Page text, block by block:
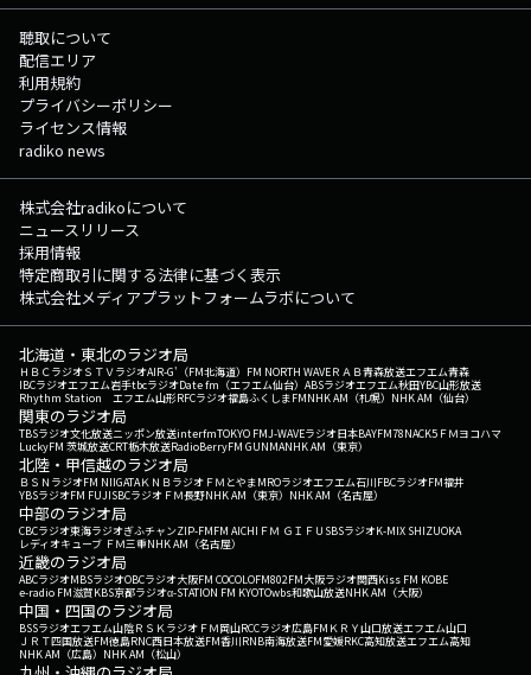
聴取について
配信エリア
利用規約
プライバシーポリシー
ライセンス情報
radiko news
株式会社radikoについて
ニュースリリース
採用情報
特定商取引に関する法律に基づく表示
株式会社メディアプラットフォームラボについて
北海道・東北のラジオ局
ＨＢＣラジオＳＴＶラジオAIR-G'（FM北海道） FM NORTH WAVEＲＡＢ青森放送エフエム青森
IBCラジオエフエム岩手tbcラジオDate fm（エフエム仙台） ABSラジオエフエム秋田YBC山形放送
Rhythm Station エフエム山形RFCラジオ福島ふくしまFMNHK AM（札幌） NHK AM（仙台）
関東のラジオ局
TBSラジオ文化放送ニッポン放送interfmTOKYO FMJ-WAVEラジオ日本BAYFM78NACK5 ＦＭヨコハマ
LuckyFM 茨城放送CRT栃木放送RadioBerryFM GUNMANHK AM（東京）
北陸・甲信越のラジオ局
ＢＳＮラジオFM NIIGATAＫＮＢラジオ ＦＭとやまMROラジオエフエム石川FBCラジオFM福井
YBSラジオFM FUJISBCラジオ ＦＭ長野NHK AM（東京） NHK AM（名古屋）
中部のラジオ局
CBCラジオ東海ラジオぎふチャンZIP-FMFM AICHI ＦＭ ＧＩＦＵ SBSラジオK-MIX SHIZUOKA
レディオキューブ ＦＭ三重NHK AM（名古屋）
近畿のラジオ局
ABCラジオMBSラジオOBCラジオ大阪FM COCOLOFM802FM大阪ラジオ関西Kiss FM KOBE
e-radio FM滋賀KBS京都ラジオα-STATION FM KYOTOwbs和歌山放送NHK AM（大阪）
中国・四国のラジオ局
BSSラジオエフエム山陰ＲＳＫラジオ ＦＭ岡山RCCラジオ広島FM ＫＲＹ山口放送エフエム山口
ＪＲＴ四国放送FM徳島RNC西日本放送FM香川RNB南海放送FM愛媛RKC高知放送エフエム高知
NHK AM（広島） NHK AM（松山）